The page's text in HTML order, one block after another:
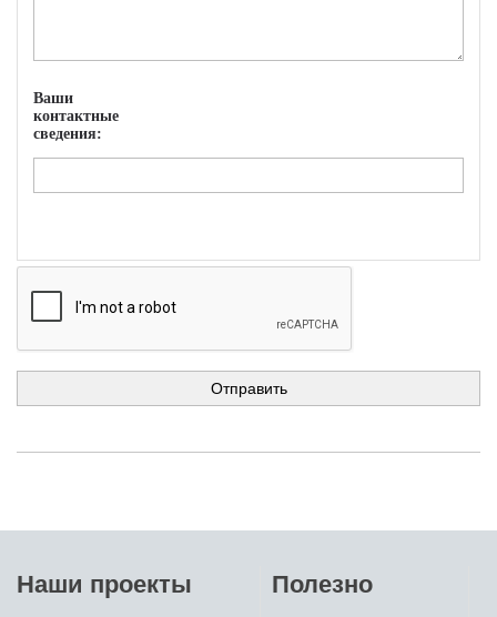
Ваши
контактные
сведения:
Наши проекты Полезно